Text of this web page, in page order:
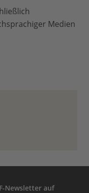
Medien
Newsletter auf